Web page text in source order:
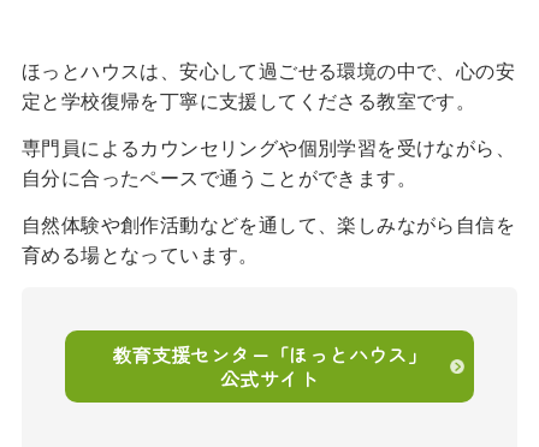
ほっとハウスは、安心して過ごせる環境の中で、心の安
定と学校復帰を丁寧に支援してくださる教室です。
専門員によるカウンセリングや個別学習を受けながら、
自分に合ったペースで通うことができます。
自然体験や創作活動などを通して、楽しみながら自信を
育める場となっています。
教育支援センター「ほっとハウス」
公式サイト